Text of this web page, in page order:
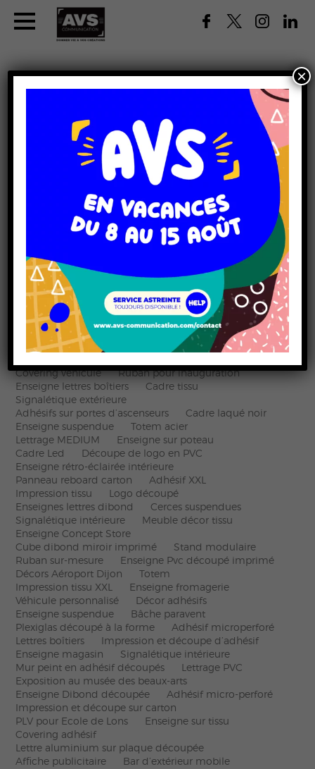
AVS COMMUNICATION
Spécialiste en signalétique à Dijon en Côte d'Or, en
Bourgogne. Signalétique, adhésifs, panneaux, bâches,
marquage – flocage – covering véhicules
PLAN DU SITE - AVS COMMUNICATION
Contact Enseignes
Environnement
Marquage véhicules
Mecenat
Mentions légales
Politique de confidentialité
Réglementations
Signalétique
Système d’exposition
REALISATIONS
Cadre Tissu Tendu
Lettrage Aluminium LAQUE sur site de l’entreprise
COMETH
Enseigne Notaires
Totem avec afficheur LED
Covering véhicule
Ruban pour inauguration
Enseigne lettres boîtiers
Cadre tissu
Signalétique extérieure
Adhésifs sur portes d’ascenseurs
Cadre laqué noir
Enseigne suspendue
Totem acier
Lettrage MEDIUM
Enseigne sur poteau
Cadre Led
Découpe de logo en PVC
Enseigne rétro-éclairée intérieure
Panneau reboard carton
Adhésif XXL
Impression tissu
Logo découpé
Enseignes lettres dibond
Cerces suspendues
Signalétique intérieure
Meuble décor tissu
Enseigne Concept Store
Cube dibond miroir imprimé
Stand modulaire
Ruban sur-mesure
Enseigne Pvc découpé imprimé
Décors Aéroport Dijon
Totem
Impression tissu XXL
Enseigne fromagerie
Véhicule personnalisé
Décor adhésifs
Enseigne suspendue
Bâche paravent
Plexiglas découpé à la forme
Adhésif microperforé
Lettres boîtiers
Impression et découpe d’adhésif
Enseigne magasin
Signalétique intérieure
Mur peint en adhésif découpés
Lettrage PVC
Exposition au musée des beaux-arts
Enseigne Dibond découpée
Adhésif micro-perforé
Impression et découpe sur carton
PLV pour Ecole de Lons
Enseigne sur tissu
Covering adhésif
Lettre aluminium sur plaque découpée
Affiche publicitaire
Bar d’extérieur mobile
×